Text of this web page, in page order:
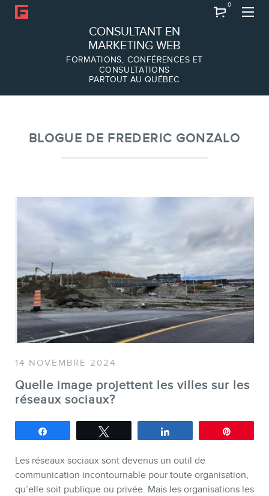
CONSULTANT EN
MARKETING WEB
FORMATIONS, CONFÉRENCES ET
CONSULTATIONS
PARTOUT AU QUÉBEC
0
À PROPOS
Équipe
SERVICES
Conférences
Formations marketing en ligne
Formations marketing de
groupe
Consultations
Audits web (SEO) et IA (GEO)
Ebooks
BLOGUE DE FREDERIC GONZALO
14 NOVEMBRE 2024
Quelle image projettent les villes sur les
réseaux sociaux?
Les réseaux sociaux sont devenus un outil de
communication incontournable pour toute organisation,
qu’elle soit publique ou privée. Mais les organisations les